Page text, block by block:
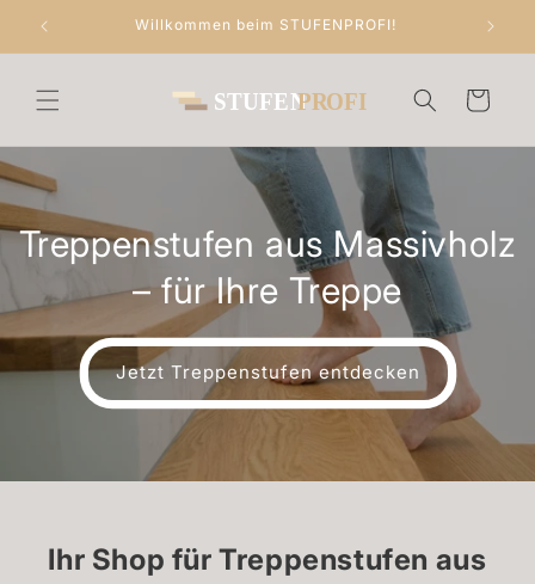
zum
Inhalt
Willkommen beim STUFENPROFI!
Warenkorb
Treppenstufen aus Massivholz
– für Ihre Treppe
Jetzt Treppenstufen entdecken
Ihr Shop für Treppenstufen aus